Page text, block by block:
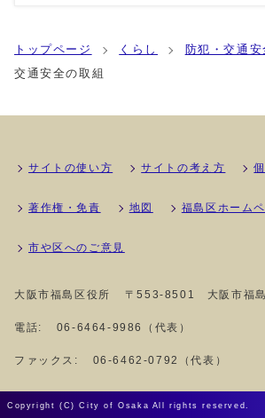
トップページ くらし
防犯・交通安
交通安全の取組
サイトの使い方 サイトの考え方
著作権・免責 地図 福島区ホーム
市や区へのご意見
大阪市福島区役所 〒553-8501 大阪市福
電話: 06-6464-9986（代表）
ファックス: 06-6462-0792（代表）
Copyright (C) City of Osaka All rights reserved.